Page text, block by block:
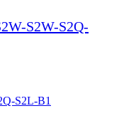
S2W-S2Q-
S2L-B1